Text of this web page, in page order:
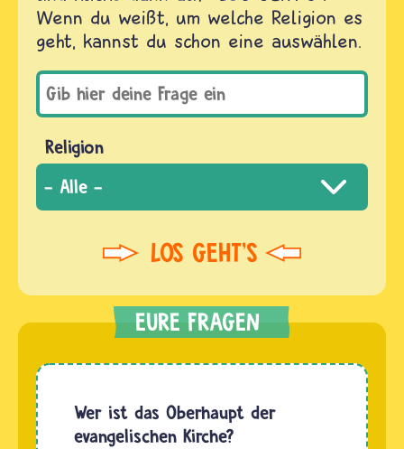
Wenn du weißt, um welche Religion es
geht, kannst du schon eine auswählen.
Religion
Wer ist das Oberhaupt der
evangelischen Kirche?